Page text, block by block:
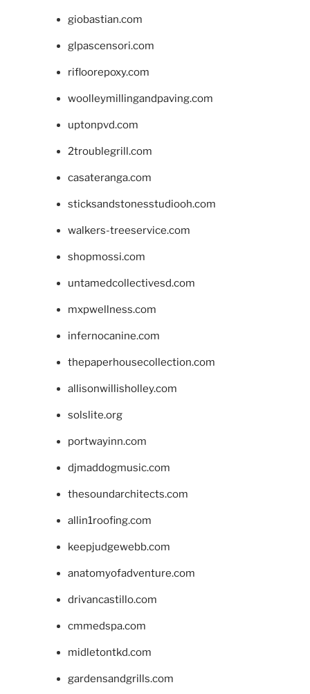
giobastian.com
glpascensori.com
rifloorepoxy.com
woolleymillingandpaving.com
uptonpvd.com
2troublegrill.com
casateranga.com
sticksandstonesstudiooh.com
walkers-treeservice.com
shopmossi.com
untamedcollectivesd.com
mxpwellness.com
infernocanine.com
thepaperhousecollection.com
allisonwillisholley.com
solslite.org
portwayinn.com
djmaddogmusic.com
thesoundarchitects.com
allin1roofing.com
keepjudgewebb.com
anatomyofadventure.com
drivancastillo.com
cmmedspa.com
midletontkd.com
gardensandgrills.com